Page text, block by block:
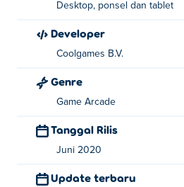
Desktop, ponsel dan tablet
Developer
Coolgames B.V.
Genre
Game Arcade
Tanggal Rilis
Juni 2020
Update terbaru